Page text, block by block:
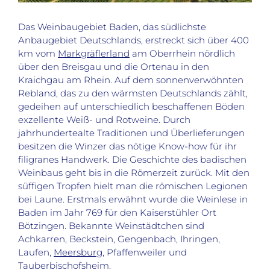
Das Weinbaugebiet Baden, das südlichste
Anbaugebiet Deutschlands, erstreckt sich über 400
km vom Markgräflerland am Oberrhein nördlich
über den Breisgau und die Ortenau in den
Kraichgau am Rhein. Auf dem sonnenverwöhnten
Rebland, das zu den wärmsten Deutschlands zählt,
gedeihen auf unterschiedlich beschaffenen Böden
exzellente Weiß- und Rotweine. Durch
jahrhundertealte Traditionen und Überlieferungen
besitzen die Winzer das nötige Know-how für ihr
filigranes Handwerk. Die Geschichte des badischen
Weinbaus geht bis in die Römerzeit zurück. Mit den
süffigen Tropfen hielt man die römischen Legionen
bei Laune. Erstmals erwähnt wurde die Weinlese in
Baden im Jahr 769 für den Kaiserstühler Ort
Bötzingen. Bekannte Weinstädtchen sind
Achkarren, Beckstein, Gengenbach, Ihringen,
Laufen, Meersburg, Pfaffenweiler und
Tauberbischofsheim.